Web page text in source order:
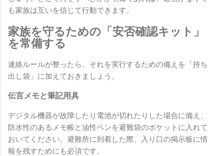
も家族は互いを信じて行動できます。
家族を守るための「安否確認キット」
を常備する
連絡ルールが整ったら、それを実行するための備えを「持ち
出し袋」に加えておきましょう。
伝言メモと筆記用具
デジタル機器が故障したり電池が切れたりした場合に備え、
防水性のあるメモ帳と油性ペンを避難袋のポケットに入れて
おいてください。避難所に到着した際、入り口の掲示板に情
報を残すためにも必須です。